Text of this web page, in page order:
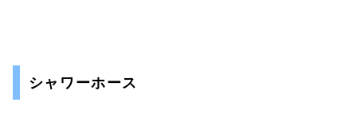
シャワーホース